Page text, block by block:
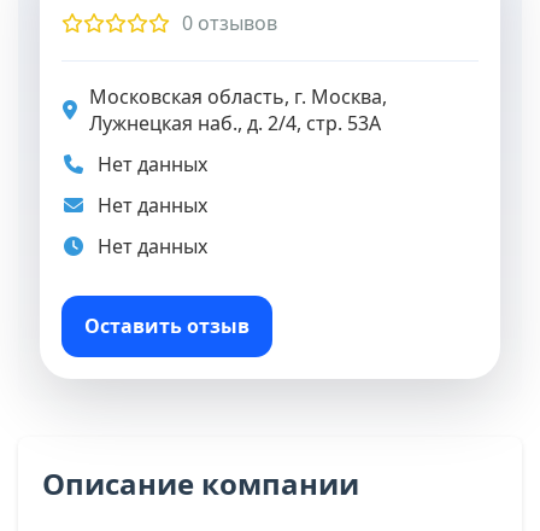
0 отзывов
Московская область, г. Москва,
Лужнецкая наб., д. 2/4, стр. 53А
Нет данных
Нет данных
Нет данных
Оставить отзыв
Описание компании